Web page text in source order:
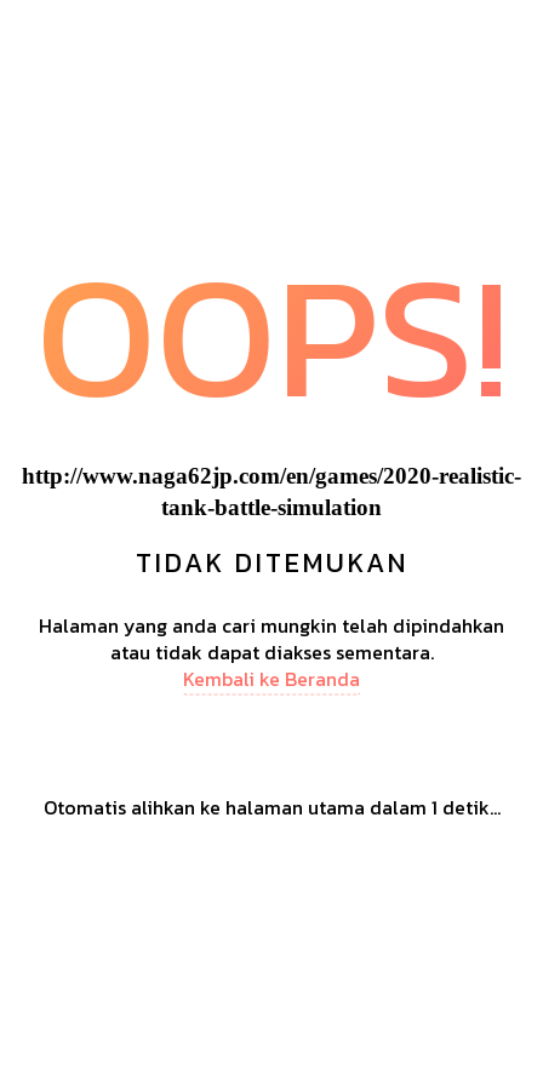
OOPS!
http://www.naga62jp.com/en/games/2020-realistic-
tank-battle-simulation
TIDAK DITEMUKAN
Halaman yang anda cari mungkin telah dipindahkan
atau tidak dapat diakses sementara.
Kembali ke Beranda
Otomatis alihkan ke halaman utama dalam 1 detik...